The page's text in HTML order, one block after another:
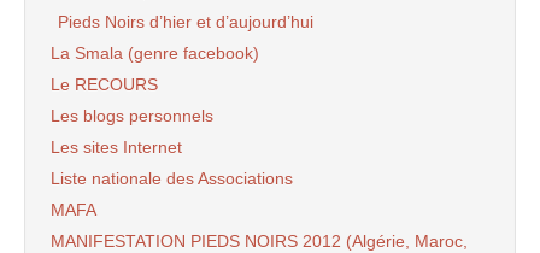
Pieds Noirs d’hier et d’aujourd’hui
La Smala (genre facebook)
Le RECOURS
Les blogs personnels
Les sites Internet
Liste nationale des Associations
MAFA
MANIFESTATION PIEDS NOIRS 2012 (Algérie, Maroc,